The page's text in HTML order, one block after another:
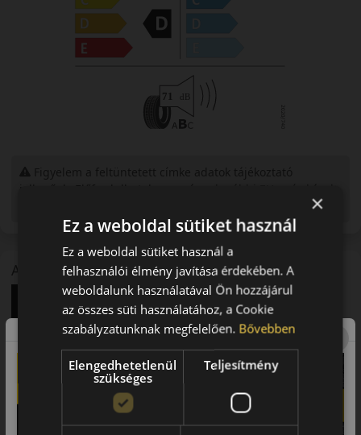
A mintázat
×
Ez a weboldal sütiket használ
Ez a weboldal sütiket használ a
felhasználói élmény javítása érdekében. A
weboldalunk használatával Ön hozzájárul
az összes süti használatához, a Cookie
szabályzatunknak megfelelően. Bővebben
Elengedhetetlenül
szükséges
Teljesítmény